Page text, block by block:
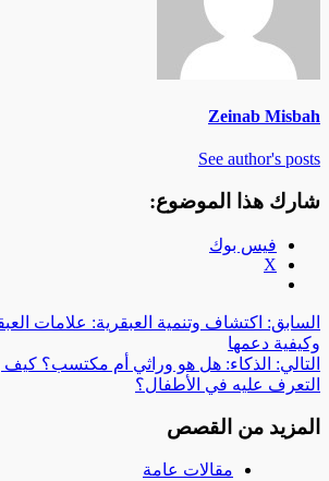
Zeinab Misbah
See author's posts
شارك هذا الموضوع:
فيس بوك
X
تصفّح
المقالات
السابق:اكتشاف وتنمية العبقرية: علامات
وكيفية دعمها
التالي:الذكاء: هل هو وراثي أم مكتسب؟ كيف
التعرف عليه في الأطفال؟
المزيد من القصص
مقالات عامة